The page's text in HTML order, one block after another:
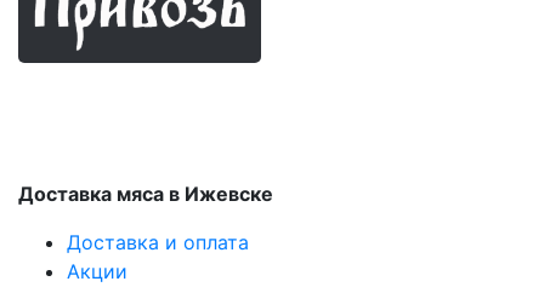
Доставка мяса в Ижевске
Доставка и оплата
Акции